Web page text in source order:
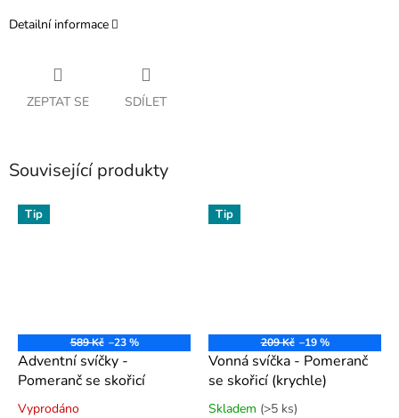
Detailní informace
ZEPTAT SE SDÍLET
Související produkty
Tip
589 Kč –23 %
Adventní svíčky -
Pomeranč se skořicí
Vyprodáno
Tip
209 Kč –19 %
Vonná svíčka - Pomeranč
se skořicí (krychle)
Skladem (>5 ks)